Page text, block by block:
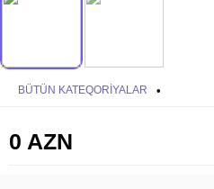
BÜTÜN KATEQORIYALAR •
0 AZN